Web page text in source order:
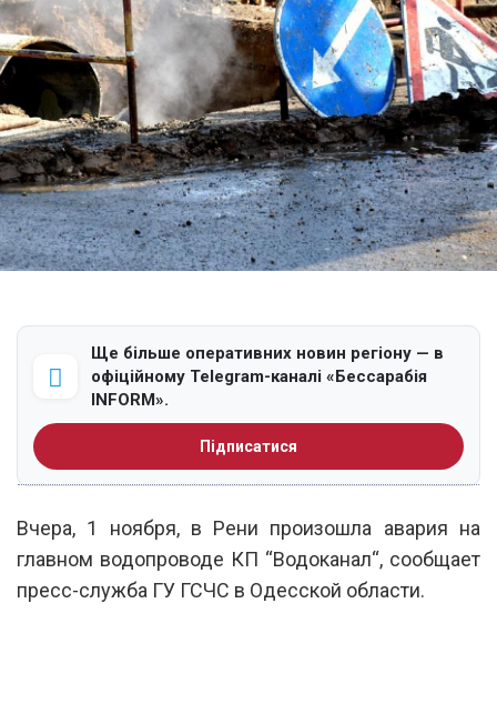
Ще більше оперативних новин регіону — в
офіційному Telegram-каналі «Бессарабія
INFORM».
Підписатися
Вчера, 1 ноября, в Рени произошла авария на
главном водопроводе КП “Водоканал“, сообщает
пресс-служба ГУ ГСЧС в Одесской области.